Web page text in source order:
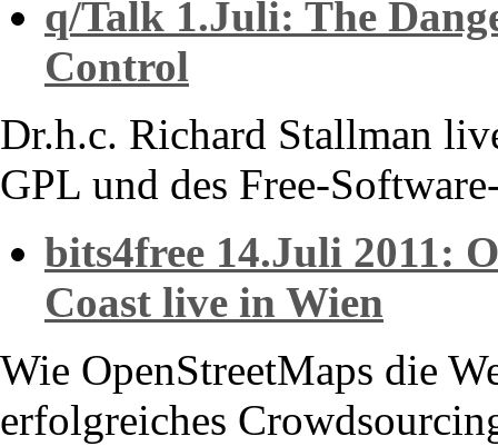
q/Talk 1.Juli: The
Control
Dr.h.c. Richard Stallman
GPL und des Free-
bits4free 14.Juli 2011:
Coast live in Wien
Wie OpenStreetMaps die
erfolgreiches